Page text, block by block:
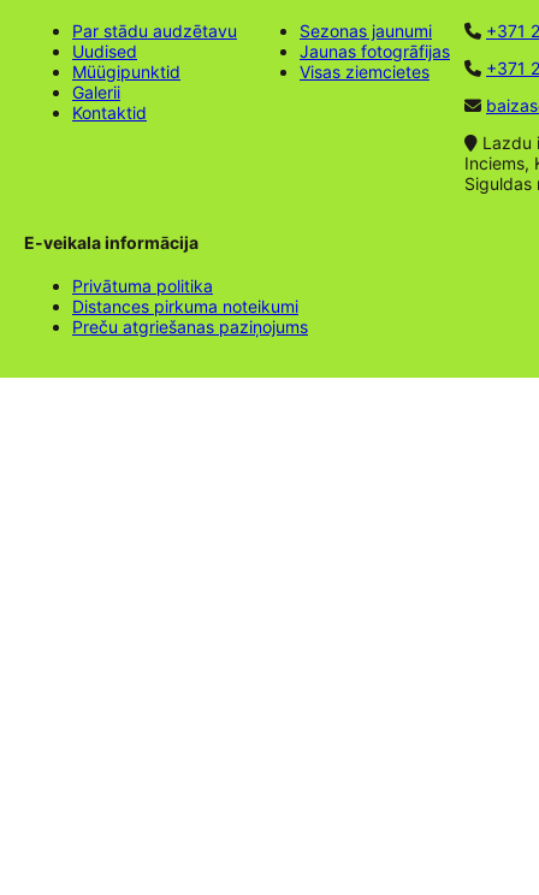
Par stādu audzētavu
Uudised
Müügipunktid
Galerii
Kontaktid
Sezonas jaunumi
Jaunas fotogrāfijas
Visas ziemcietes
+371
+371
Lazdu
Inciems,
Siguldas
E-veikala informācija
Privātuma politika
Distances pirkuma noteikumi
Preču atgriešanas paziņojums